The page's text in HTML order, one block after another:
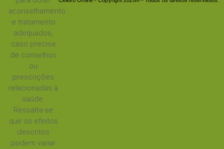
aconselhamento
e tratamento
adequados,
caso precise
de conselhos
ou
prescrições
relacionadas à
saúde.
Ressalta-se
que os efeitos
descritos
podem variar